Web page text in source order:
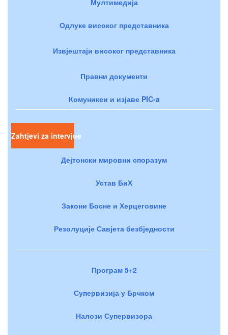
Одлуке високог представника
Извјештаји високог представника
Правни документи
Комуникеи и изјаве PIC-a
Zahtjevi za intervjue
Дејтонски мировни споразум
Устав БиХ
Закони Босне и Херцеговине
Резолуције Савјета безбједности
Програм 5+2
Супервизија у Брчком
Налози Супервизора